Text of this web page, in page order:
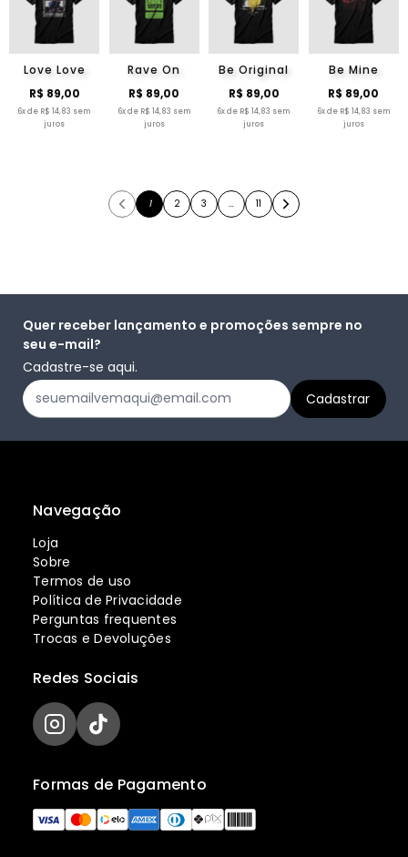
Love Love
R$ 89,00
6x de R$ 14,83 sem
juros
Rave On
R$ 89,00
6x de R$ 14,83 sem
juros
Be Original
R$ 89,00
6x de R$ 14,83 sem
juros
Be Mine
R$ 89,00
6x de R$ 14,83 sem
juros
1 2 3 … 11
Quer receber lançamento e promoções sempre no
seu e-mail?
Cadastre-se aqui.
Navegação
Loja
Sobre
Termos de uso
Política de Privacidade
Perguntas frequentes
Trocas e Devoluções
Formas de Pagamento
Redes Sociais